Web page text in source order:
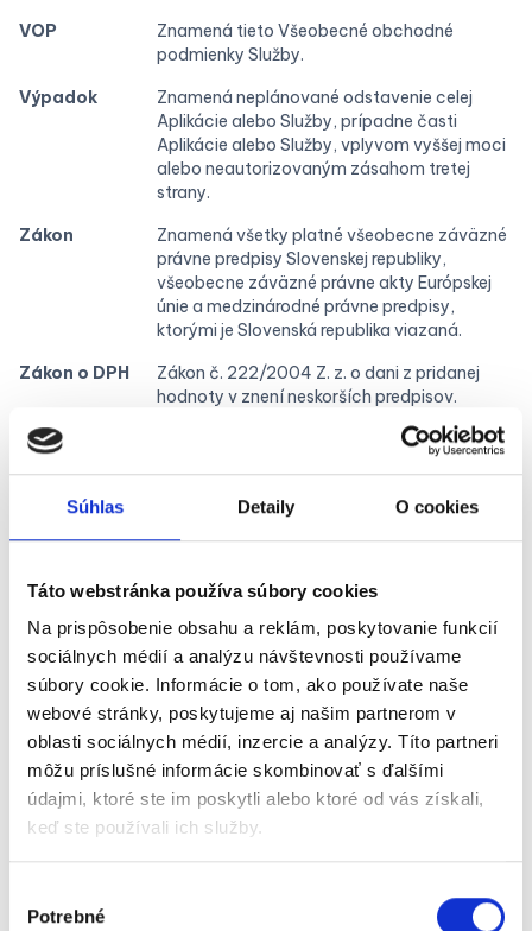
Súhlas Detaily O cookies
Táto webstránka používa súbory cookies
Na prispôsobenie obsahu a reklám, poskytovanie funkcií
sociálnych médií a analýzu návštevnosti používame
súbory cookie. Informácie o tom, ako používate naše
webové stránky, poskytujeme aj našim partnerom v
oblasti sociálnych médií, inzercie a analýzy. Títo partneri
môžu príslušné informácie skombinovať s ďalšími
údajmi, ktoré ste im poskytli alebo ktoré od vás získali,
keď ste používali ich služby.
súhlasu
Potrebné
VOP
Znamená tieto Všeobecné obchodné
podmienky Služby.
Výpadok
Znamená neplánované odstavenie celej
Aplikácie alebo Služby, prípadne časti
Aplikácie alebo Služby, vplyvom vyššej moci
alebo neautorizovaným zásahom tretej
strany.
Zákon
Znamená všetky platné všeobecne záväzné
právne predpisy Slovenskej republiky,
všeobecne záväzné právne akty Európskej
únie a medzinárodné právne predpisy,
ktorými je Slovenská republika viazaná.
Zákon o DPH
Zákon č. 222/2004 Z. z. o dani z pridanej
hodnoty v znení neskorších predpisov.
Zmluva
Je zmluvou o poskytovaní Služieb, ktorú
uzatvára s Užívateľ s Poskytovateľom na
týmito VOP, pričom pokiaľ sa odkazuje na
Podmienok ochrany súkromia, prípadnej
osobitnej dohody medzi Užívateľom a
Poskytovateľom a dokumentami, na ktoré sa
odkazuje v rámci VOP, Objednávky, Cenníka,
Podmienok ochrany súkromia, prípadnej
osobitnej dohody medzi Užívateľom.
1.2. Všetky pojmy uvedené v bode 1.1. týchto VOP sa v ich
znení budú používať v príslušných gramatických tvaroch.
1.3. Tieto VOP sú záväzné pre každého, kto akýmkoľvek
zakliknutím súhlasu v rámci Aplikácie alebo vytvorením